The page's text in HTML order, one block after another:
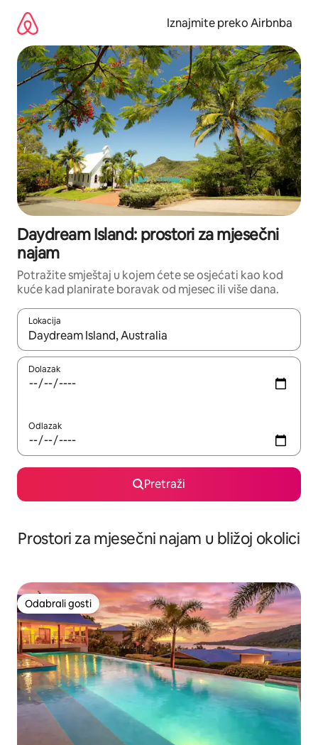
sadržaj
Iznajmite preko Airbnba
Daydream Island: prostori za mjesečni
najam
Potražite smještaj u kojem ćete se osjećati kao kod
kuće kad planirate boravak od mjesec ili više dana.
Lokacija
Kada budu dostupni rezultati, moći ćete ih pregledati
Dolazak
Odlazak
Pretraži
Prostori za mjesečni najam u bližoj okolici
Odabrali gosti
Odabrali gosti